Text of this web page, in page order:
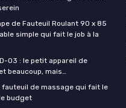
de Fauteuil Roulant 90 x 85
simple qui fait le job à la
03 : le petit appareil de
beaucoup, mais…
fauteuil de massage qui fait le
budget